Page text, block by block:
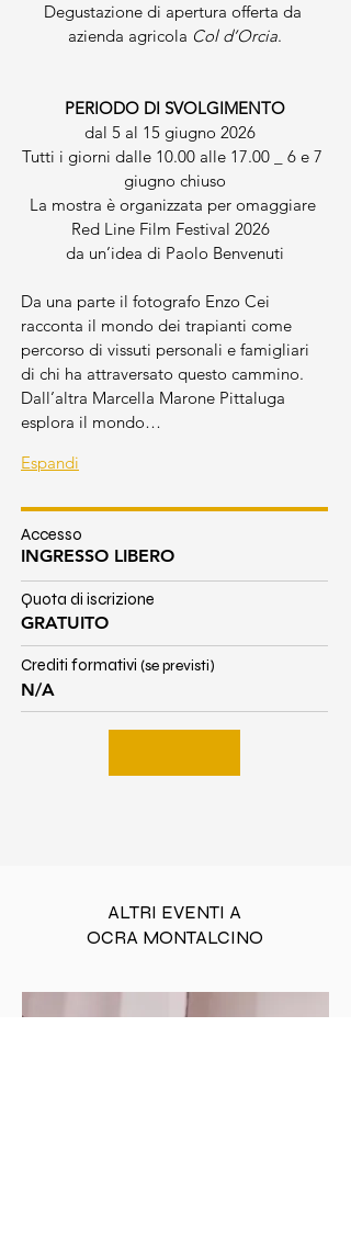
Degustazione di apertura offerta da
azienda agricola Col d’Orcia.
PERIODO DI SVOLGIMENTO
dal 5 al 15 giugno 2026
Tutti i giorni dalle 10.00 alle 17.00 _ 6 e 7
giugno chiuso
La mostra è organizzata per omaggiare
Red Line Film Festival 2026
da un’idea di Paolo Benvenuti
Da una parte il fotografo Enzo Cei
racconta il mondo dei trapianti come
percorso di vissuti personali e famigliari
di chi ha attraversato questo cammino.
Dall’altra Marcella Marone Pittaluga
esplora il mondo…
Espandi
Accesso
INGRESSO LIBERO
Quota di iscrizione
GRATUITO
Crediti formativi (se previsti)
N/A
ALTRI EVENTI A
OCRA MONTALCINO